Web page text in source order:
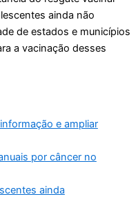
ainda não
de estados e municípios
a vacinação desses
e ampliar
por câncer no
ainda